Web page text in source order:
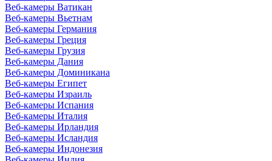
Веб-камеры Ватикан
Веб-камеры Вьетнам
Веб-камеры Германия
Веб-камеры Греция
Веб-камеры Грузия
Веб-камеры Дания
Веб-камеры Доминикана
Веб-камеры Египет
Веб-камеры Израиль
Веб-камеры Испания
Веб-камеры Италия
Веб-камеры Ирландия
Веб-камеры Исландия
Веб-камеры Индонезия